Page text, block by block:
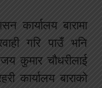
कार्यालय बारामा
गरि पाउँ भनि
कुमार चौधरीलाई
कार्यालय बाराको